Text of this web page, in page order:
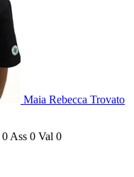
Maia Rebecca Trovato
0 Ass 0 Val 0